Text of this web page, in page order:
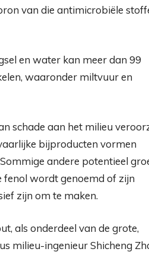
van die antimicrobiële
en water kan meer dan 99
waaronder miltvuur en
schade aan het milieu
bijproducten vormen
andere potentieel
fenol wordt genoemd of zijn
zijn om te maken.
als onderdeel van de grote,
milieu-ingenieur Shicheng